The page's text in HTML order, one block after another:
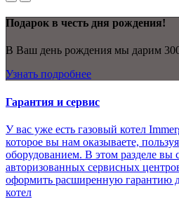
Подарок в честь дня рождения!
В Ваш день рождения мы дарим
Узнать подробнее
Гарантия и сервис
У вас уже есть газовый котел
которое вы нам оказываете,
оборудованием. В этом разделе вы
авторизованных сервисных
оформить расширенную гарантию
котел